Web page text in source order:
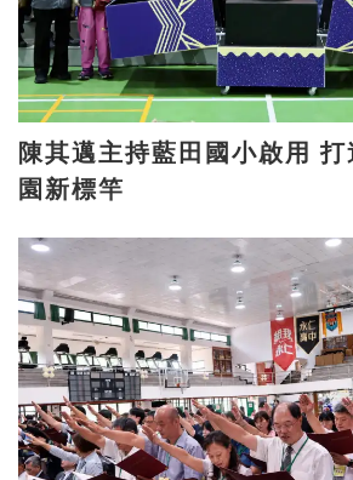
陳其邁主持藍田國小啟用 打造永續智慧校
園新標竿